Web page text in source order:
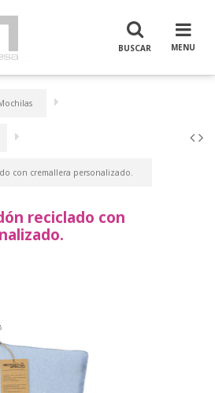
con cremallera personalizado.
reciclado con